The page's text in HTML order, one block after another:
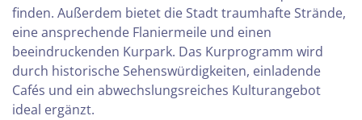
finden. Außerdem bietet die Stadt traumhafte Strände,
eine ansprechende Flaniermeile und einen
beeindruckenden Kurpark. Das Kurprogramm wird
durch historische Sehenswürdigkeiten, einladende
Cafés und ein abwechslungsreiches Kulturangebot
ideal ergänzt.